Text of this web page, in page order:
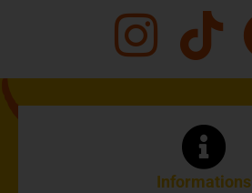
Informations